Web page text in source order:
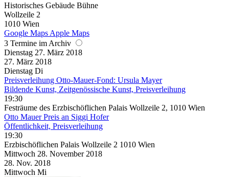
Historisches Gebäude Bühne
Wollzeile 2
1010 Wien
Google Maps Apple Maps
3 Termine im Archiv
Dienstag 27. März 2018
27. März 2018
Dienstag Di
Preisverleihung Otto-Mauer-Fond: Ursula Mayer
Bildende Kunst, Zeitgenössische Kunst, Preisverleihung
19:30
Festräume des Erzbischöflichen Palais Wollzeile 2, 1010 Wien
Otto Mauer Preis an Siggi Hofer
Öffentlichkeit, Preisverleihung
19:30
Erzbischöflichen Palais Wollzeile 2 1010 Wien
Mittwoch 28. November 2018
28. Nov. 2018
Mittwoch Mi